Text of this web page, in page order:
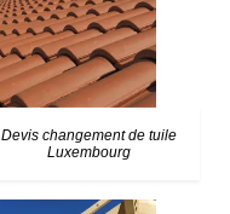
Devis changement de tuile
Luxembourg